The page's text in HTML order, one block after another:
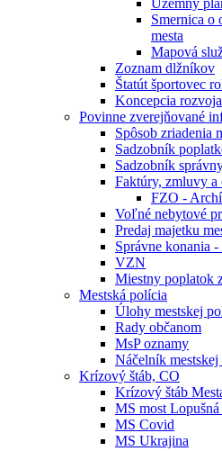
Územný
Smernica o
mesta
Mapová
Zoznam dlžníkov
Štatút športovec
Koncepcia
Povinne zverejňované
Spôsob zriadenia
Sadzobník
Sadzobník
Faktúry, zmluvy a
FZO -
Voľné nebytové
Predaj majetku
Správne konania
VZN
Miestny poplatok
Mestská polícia
Úlohy mestskej
Rady občanom
MsP oznamy
Náčelník
Krízový štáb, CO
Krízový štáb
MS most
MS Covid
MS Ukrajina